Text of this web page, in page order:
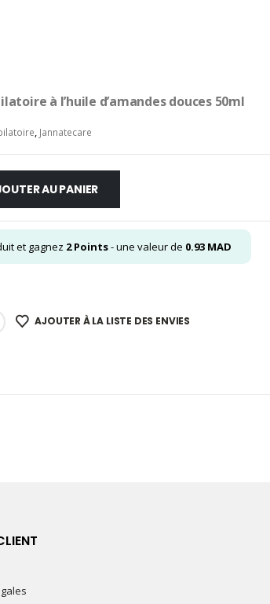
à l’huile d’amandes douces 50ml
, Jannatecare
AU PANIER
et gagnez 2Points- une valeur de 0.93 MAD
AJOUTER À LA LISTE DES ENVIES